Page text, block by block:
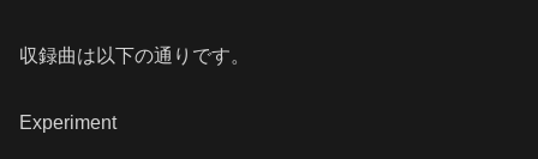
収録曲は以下の通りです。
Experiment